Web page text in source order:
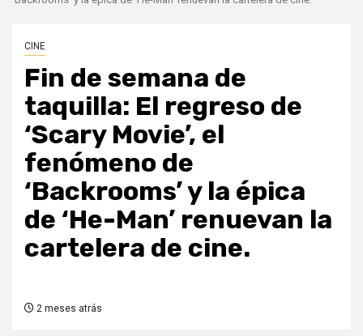
CINE
Fin de semana de
taquilla: El regreso de
‘Scary Movie’, el
fenómeno de
‘Backrooms’ y la épica
de ‘He-Man’ renuevan la
cartelera de cine.
2 meses atrás